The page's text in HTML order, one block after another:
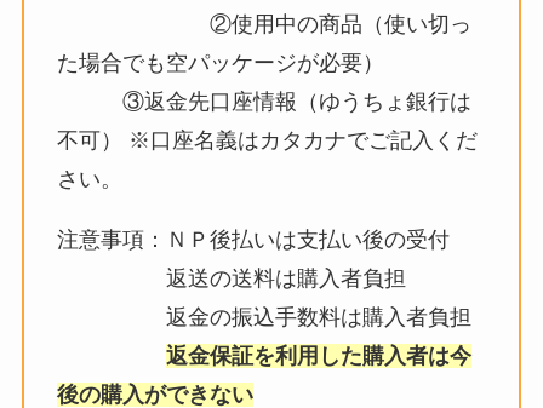
②使用中の商品（使い切っ
た場合でも空パッケージが必要）
③返金先口座情報（ゆうちょ銀行は
不可） ※口座名義はカタカナでご記入くだ
さい。
注意事項：ＮＰ後払いは支払い後の受付
返送の送料は購入者負担
返金の振込手数料は購入者負担
返金保証を利用した購入者は今
後の購入ができない